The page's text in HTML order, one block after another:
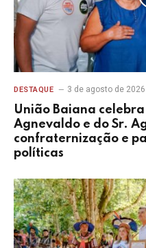
DESTAQUE 3 de agosto de 2026
União Baiana
Agnevaldo e do Sr.
confraternização e
políticas